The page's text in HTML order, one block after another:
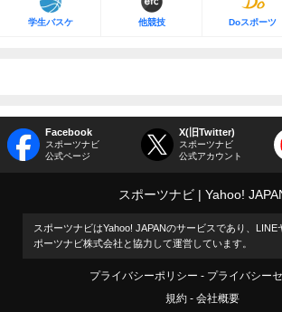
学生バスケ 他競技 Doスポーツ
Facebook
スポーツナビ
公式ページ
X(旧Twitter)
スポーツナビ
公式アカウント
スポーツナビ Yahoo!
スポーツナビはYahoo! JAPANのサービスであり、LINE
ポーツナビ株式会社と協力して運営しています。
プライバシーポリシー
プライバシー
規約
会社概要